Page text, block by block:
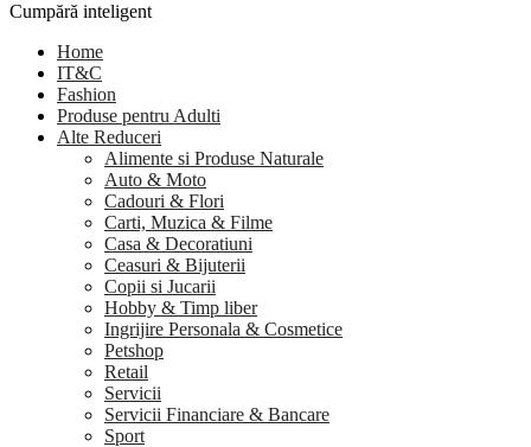
Cumpără inteligent
Home
IT&C
Fashion
Produse pentru Adulti
Alte Reduceri
Alimente si Produse Naturale
Auto & Moto
Cadouri & Flori
Carti, Muzica & Filme
Casa & Decoratiuni
Ceasuri & Bijuterii
Copii si Jucarii
Hobby & Timp liber
Ingrijire Personala & Cosmetice
Petshop
Retail
Servicii
Servicii Financiare & Bancare
Sport